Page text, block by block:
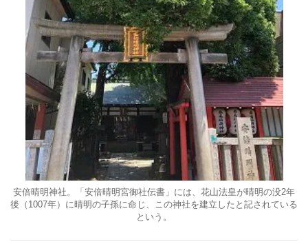
安倍晴明神社。「安倍晴明宮御社伝書」には、花山法皇が晴明の没2年
後（1007年）に晴明の子孫に命じ、この神社を建立したと記されている
という。